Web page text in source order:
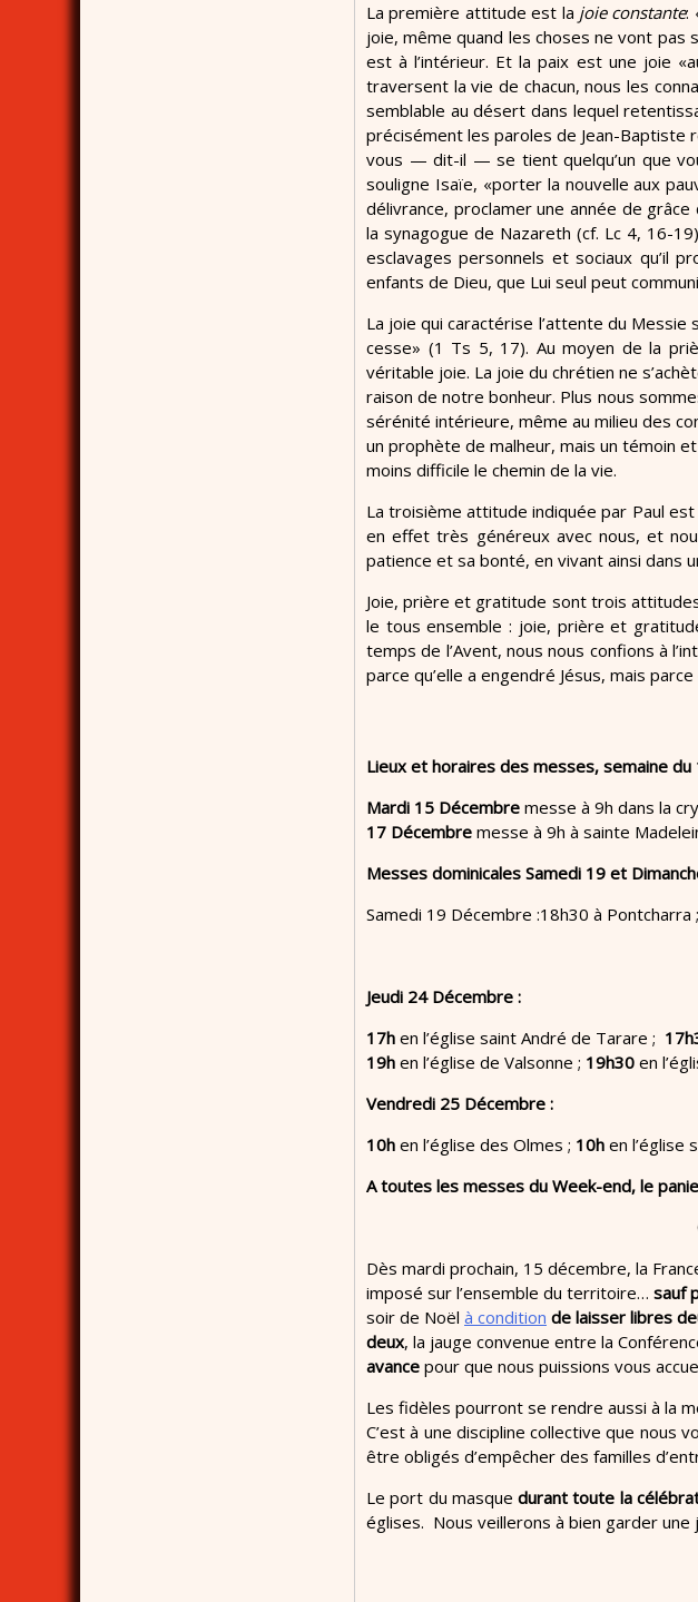
La première attitude est la joie constante:
joie, même quand les choses ne vont pas
est à l’intérieur. Et la paix est une joie
traversent la vie de chacun, nous les
semblable au désert dans lequel
précisément les paroles de Jean-
vous — dit-il — se tient quelqu’un que
souligne Isaïe, «porter la nouvelle aux
délivrance, proclamer une année de
la synagogue de Nazareth (cf. Lc 4, 16-
esclavages personnels et sociaux qu’il
enfants de Dieu, que Lui seul peut
La joie qui caractérise l’attente du Messie
cesse» (1 Ts 5, 17). Au moyen de la
véritable joie. La joie du chrétien ne
raison de notre bonheur. Plus nous
sérénité intérieure, même au milieu des
un prophète de malheur, mais un témoin
moins difficile le chemin de la vie.
La troisième attitude indiquée par Paul est
en effet très généreux avec nous, et
patience et sa bonté, en vivant ainsi dans
Joie, prière et gratitude sont trois
le tous ensemble : joie, prière et
temps de l’Avent, nous nous confions à
parce qu’elle a engendré Jésus, mais
Lieux et horaires des messes, semaine du
Mardi 15 Décembre messe à 9h dans la
17 Décembre messe à 9h à sainte
Messes dominicales Samedi 19 et
Samedi 19 Décembre :18h30 à
Jeudi 24 Décembre :
17h en l’église saint André de Tarare ;
19h en l’église de Valsonne ; 19h30 en
Vendredi 25 Décembre :
10h en l’église des Olmes ; 10h en l’église
A toutes les messes du Week-end, le
Dès mardi prochain, 15 décembre, la
imposé sur l’ensemble du territoire… sauf
soir de Noël à condition de laisser libres
deux, la jauge convenue entre la
avance pour que nous puissions vous
Les fidèles pourront se rendre aussi à la
C’est à une discipline collective que nous
être obligés d’empêcher des familles
Le port du masque durant toute la
églises. Nous veillerons à bien garder